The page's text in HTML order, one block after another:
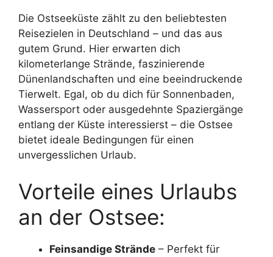
Die Ostseeküste zählt zu den beliebtesten
Reisezielen in Deutschland – und das aus
gutem Grund. Hier erwarten dich
kilometerlange Strände, faszinierende
Dünenlandschaften und eine beeindruckende
Tierwelt. Egal, ob du dich für Sonnenbaden,
Wassersport oder ausgedehnte Spaziergänge
entlang der Küste interessierst – die Ostsee
bietet ideale Bedingungen für einen
unvergesslichen Urlaub.
Vorteile eines Urlaubs
an der Ostsee:
Feinsandige Strände – Perfekt für